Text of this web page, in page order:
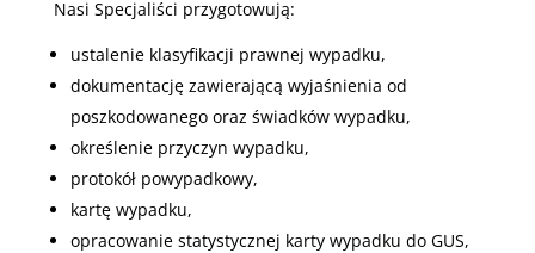
Nasi Specjaliści przygotowują:
ustalenie klasyfikacji prawnej wypadku,
dokumentację zawierającą wyjaśnienia od
poszkodowanego oraz świadków wypadku,
określenie przyczyn wypadku,
protokół powypadkowy,
kartę wypadku,
opracowanie statystycznej karty wypadku do GUS,